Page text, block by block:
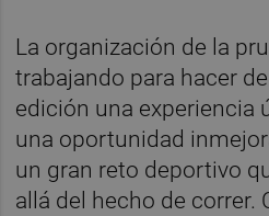
La organización de la
trabajando para hacer
edición una experiencia
una oportunidad
un gran reto deportivo
allá del hecho de correr.